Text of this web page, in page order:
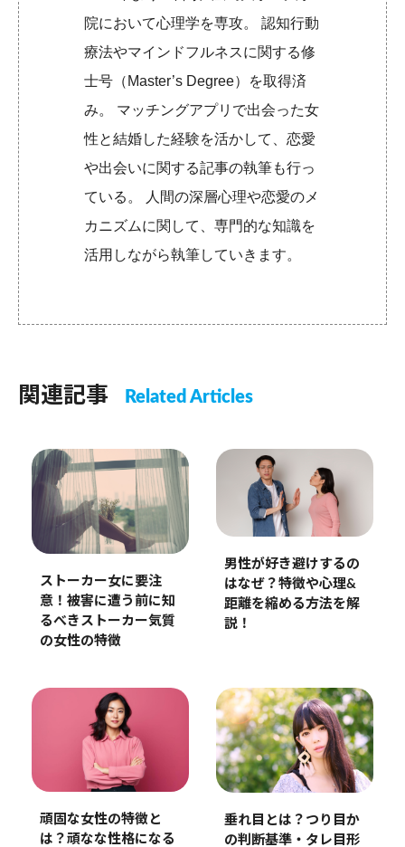
院において心理学を専攻。 認知行動
療法やマインドフルネスに関する修
士号（Master’s Degree）を取得済
み。 マッチングアプリで出会った女
性と結婚した経験を活かして、恋愛
や出会いに関する記事の執筆も行っ
ている。 人間の深層心理や恋愛のメ
カニズムに関して、専門的な知識を
活用しながら執筆していきます。
関連記事 Related Articles
ストーカー女に要注
意！被害に遭う前に知
るべきストーカー気質
の女性の特徴
男性が好き避けするの
はなぜ？特徴や心理&
距離を縮める方法を解
説！
頑固な女性の特徴と
は？頑なな性格になる
垂れ目とは？つり目か
の判断基準・タレ目形